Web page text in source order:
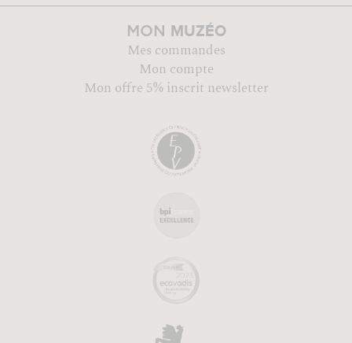
MON MUZÉO
Mes commandes
Mon compte
Mon offre 5% inscrit newsletter